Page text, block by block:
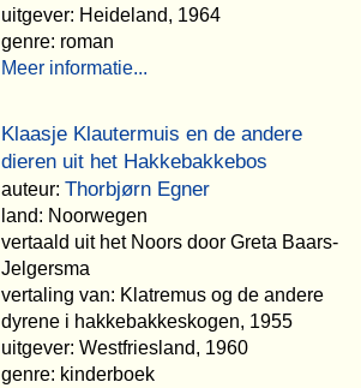
uitgever: Heideland, 1964
genre: roman
Meer informatie...
Klaasje Klautermuis en de andere
dieren uit het Hakkebakkebos
auteur: Thorbjørn Egner
land: Noorwegen
vertaald uit het Noors door Greta Baars-
Jelgersma
vertaling van: Klatremus og de andere
dyrene i hakkebakkeskogen, 1955
uitgever: Westfriesland, 1960
genre: kinderboek